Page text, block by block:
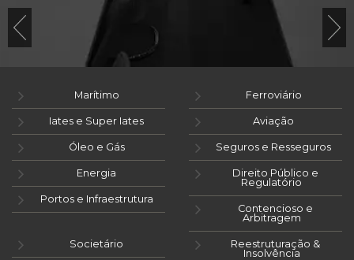
Marítimo
Iates e Super Iates
Óleo e Gás
Energia
Portos e Infraestrutura
Ferroviário
Aviação
Seguros e Resseguros
Direito Público e
Regulatório
Contencioso e
Arbitragem
Societário
Reestruturação &
Insolvência